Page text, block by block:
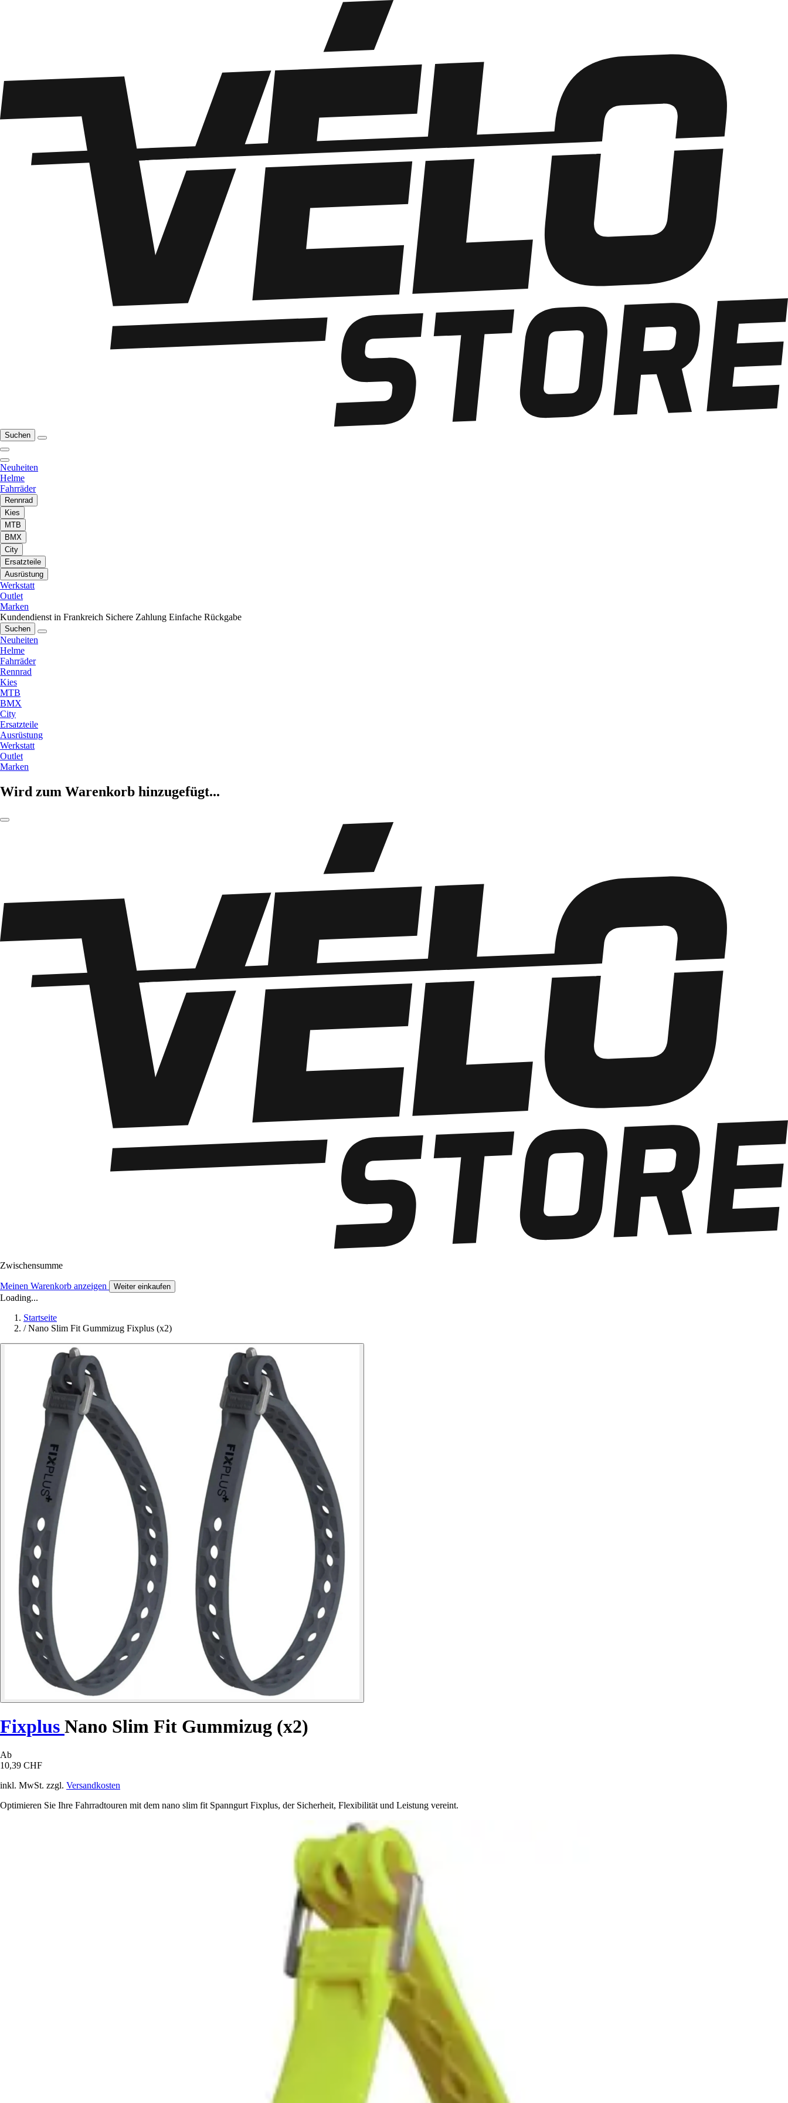
Suchen
Neuheiten
Helme
Fahrräder
Rennrad
Kies
MTB
BMX
City
Ersatzteile
Ausrüstung
Werkstatt
Outlet
Marken
Kundendienst in Frankreich Sichere Zahlung Einfache Rückgabe
Suchen
Neuheiten
Helme
Fahrräder
Rennrad
Kies
MTB
BMX
City
Ersatzteile
Ausrüstung
Werkstatt
Outlet
Marken
Wird zum Warenkorb hinzugefügt...
Zwischensumme
Meinen Warenkorb anzeigen Weiter einkaufen
Loading...
Startseite
/ Nano Slim Fit Gummizug Fixplus (x2)
Fixplus Nano Slim Fit Gummizug (x2)
Ab
10,39 CHF
inkl. MwSt. zzgl. Versandkosten
Optimieren Sie Ihre Fahrradtouren mit dem nano slim fit Spanngurt Fixplus, der Sicherheit, Flexibilität und Leistung vereint.